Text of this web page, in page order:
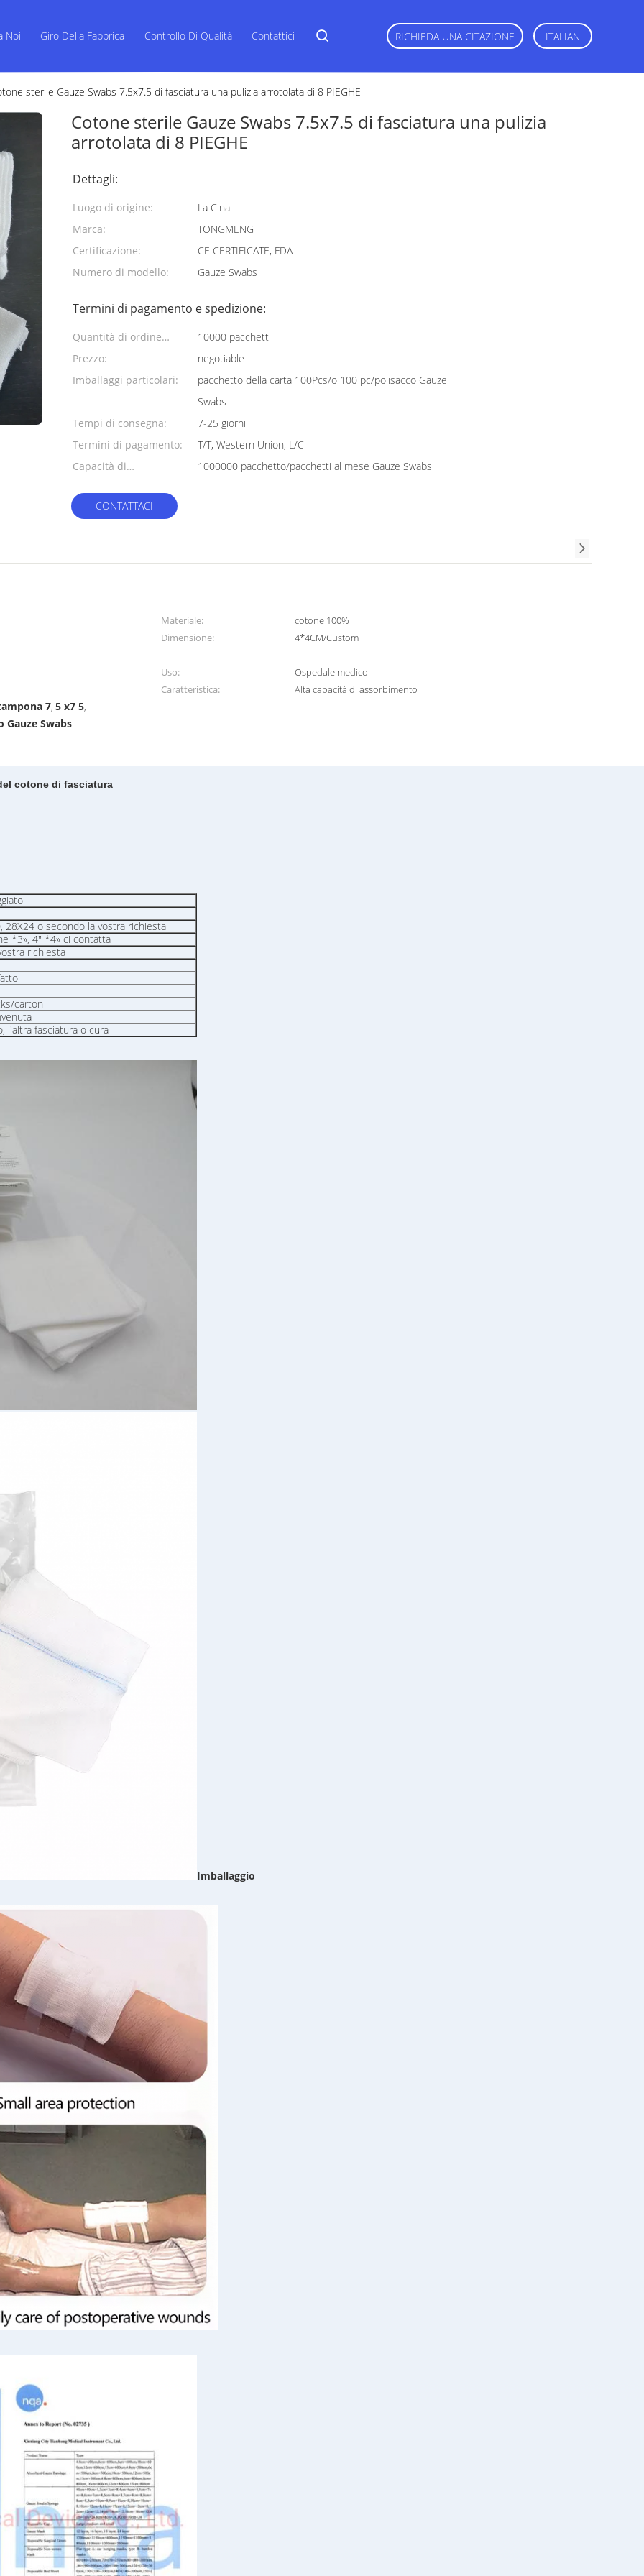
Noi Giro Della Fabbrica Controllo Di Qualità Contattici RICHIEDA UNA CITAZIONE ITALIAN
sterile Gauze Swabs 7.5x7.5 di fasciatura una pulizia arrotolata di 8 PIEGHE
Cotone sterile Gauze Swabs 7.5x7.5 di fasciatura una pulizia
arrotolata di 8 PIEGHE
Dettagli:
Luogo di origine:
La Cina
Marca:
TONGMENG
Certificazione:
CE CERTIFICATE, FDA
Numero di modello:
Gauze Swabs
Termini di pagamento e spedizione:
Quantità di ordine
minimo:
10000 pacchetti
Prezzo:
negotiable
Imballaggi particolari:
pacchetto della carta 100Pcs/o 100 pc/polisacco Gauze
Swabs
Tempi di consegna:
7-25 giorni
Termini di pagamento:
T/T, Western Union, L/C
Capacità di
1000000 pacchetto/pacchetti al mese Gauze Swabs
CONTATTACI
Materiale:
cotone 100%
Dimensione:
4*4CM/Custom
Uso:
Ospedale medico
Caratteristica:
Alta capacità di assorbimento
7,5 x7 5,
Swabs
cotone di fasciatura
28X24 o secondo la vostra richiesta
*3», 4" *4» ci contatta
richiesta
carton
l'altra fasciatura o cura
Imballaggio